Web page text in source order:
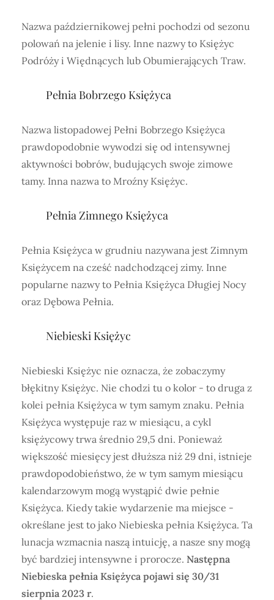
Nazwa październikowej pełni pochodzi od sezonu
polowań na jelenie i lisy. Inne nazwy to Księżyc
Podróży i Więdnących lub Obumierających Traw.
Pełnia Bobrzego Księżyca
Nazwa listopadowej Pełni Bobrzego Księżyca
prawdopodobnie wywodzi się od intensywnej
aktywności bobrów, budujących swoje zimowe
tamy. Inna nazwa to Mroźny Księżyc.
Pełnia Zimnego Księżyca
Pełnia Księżyca w grudniu nazywana jest Zimnym
Księżycem na cześć nadchodzącej zimy. Inne
popularne nazwy to Pełnia Księżyca Długiej Nocy
oraz Dębowa Pełnia.
Niebieski Księżyc
Niebieski Księżyc nie oznacza, że zobaczymy
błękitny Księżyc. Nie chodzi tu o kolor - to druga z
kolei pełnia Księżyca w tym samym znaku. Pełnia
Księżyca występuje raz w miesiącu, a cykl
księżycowy trwa średnio 29,5 dni. Ponieważ
większość miesięcy jest dłuższa niż 29 dni, istnieje
prawdopodobieństwo, że w tym samym miesiącu
kalendarzowym mogą wystąpić dwie pełnie
Księżyca. Kiedy takie wydarzenie ma miejsce -
określane jest to jako Niebieska pełnia Księżyca. Ta
lunacja wzmacnia naszą intuicję, a nasze sny mogą
być bardziej intensywne i prorocze. Następna
Niebieska pełnia Księżyca pojawi się 30/31
sierpnia 2023 r.